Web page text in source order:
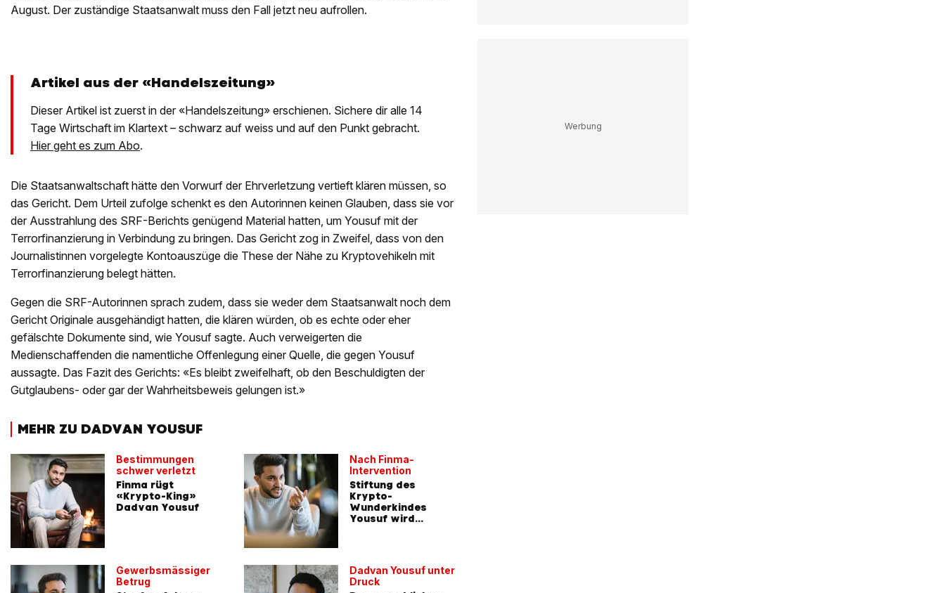
August. Der zuständige Staatsanwalt muss den Fall jetzt neu aufrollen.
Artikel aus der «Handelszeitung»
Dieser Artikel ist zuerst in der «Handelszeitung» erschienen. Sichere dir alle 14
Tage Wirtschaft im Klartext – schwarz auf weiss und auf den Punkt gebracht.
Hier geht es zum Abo.
Die Staatsanwaltschaft hätte den Vorwurf der Ehrverletzung vertieft klären müssen, so
das Gericht. Dem Urteil zufolge schenkt es den Autorinnen keinen Glauben, dass sie vor
der Ausstrahlung des SRF-Berichts genügend Material hatten, um Yousuf mit der
Terrorfinanzierung in Verbindung zu bringen. Das Gericht zog in Zweifel, dass von den
Journalistinnen vorgelegte Kontoauszüge die These der Nähe zu Kryptovehikeln mit
Terrorfinanzierung belegt hätten.
Gegen die SRF-Autorinnen sprach zudem, dass sie weder dem Staatsanwalt noch dem
Gericht Originale ausgehändigt hatten, die klären würden, ob es echte oder eher
gefälschte Dokumente sind, wie Yousuf sagte. Auch verweigerten die
Medienschaffenden die namentliche Offenlegung einer Quelle, die gegen Yousuf
aussagte. Das Fazit des Gerichts: «Es bleibt zweifelhaft, ob den Beschuldigten der
Gutglaubens- oder gar der Wahrheitsbeweis gelungen ist.»
MEHR ZU DADVAN YOUSUF
Bestimmungen
schwer verletzt
Finma rügt
«Krypto-King»
Dadvan Yousuf
Gewerbsmässiger
Betrug
Nach Finma-
Intervention
Stiftung des
Krypto-
Wunderkindes
Yousuf wird
Dadvan Yousuf unter
Druck